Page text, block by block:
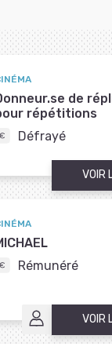
de
répétitions
Défrayé
VOIR
Rémunéré
VOIR